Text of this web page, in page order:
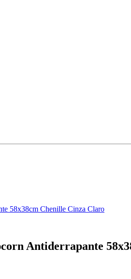
58x38cm Chenille Cinza Claro
Antiderrapante